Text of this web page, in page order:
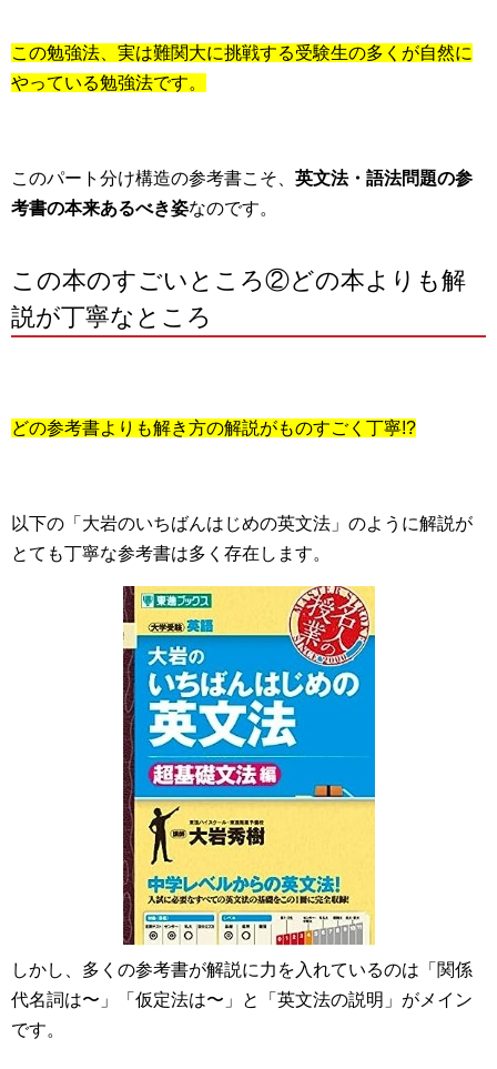
この勉強法、実は難関大に挑戦する受験生の多くが自然に
やっている勉強法です。
このパート分け構造の参考書こそ、 英文法・語法問題の参
考書の本来あるべき姿なのです。
この本のすごいところ②どの本よりも解
説が丁寧なところ
どの参考書よりも解き方の解説がものすごく丁寧!?
以下の「大岩のいちばんはじめの英文法」のように解説が
とても丁寧な参考書は多く存在します。
しかし、多くの参考書が解説に力を入れているのは「関係
代名詞は〜」「仮定法は〜」と「英文法の説明」がメイン
です。